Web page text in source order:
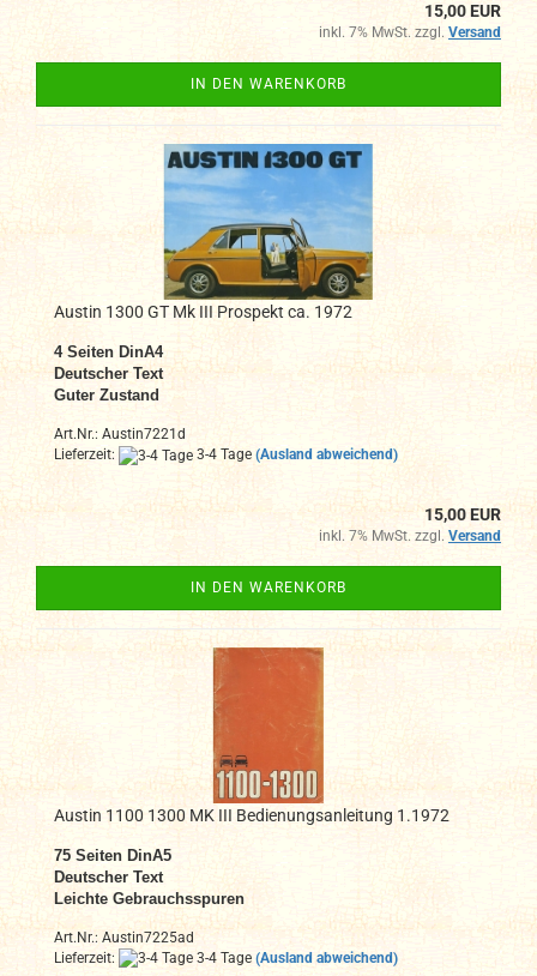
15,00 EUR
inkl. 7% MwSt. zzgl. Versand
IN DEN WARENKORB
Austin 1300 GT Mk III Prospekt ca. 1972
4 Seiten DinA4
Deutscher Text
Guter Zustand
Art.Nr.: Austin7221d
Lieferzeit:
3-4 Tage (Ausland abweichend)
15,00 EUR
inkl. 7% MwSt. zzgl. Versand
IN DEN WARENKORB
Austin 1100 1300 MK III Bedienungsanleitung 1.1972
75 Seiten DinA5
Deutscher Text
Leichte Gebrauchsspuren
Art.Nr.: Austin7225ad
Lieferzeit:
3-4 Tage (Ausland abweichend)